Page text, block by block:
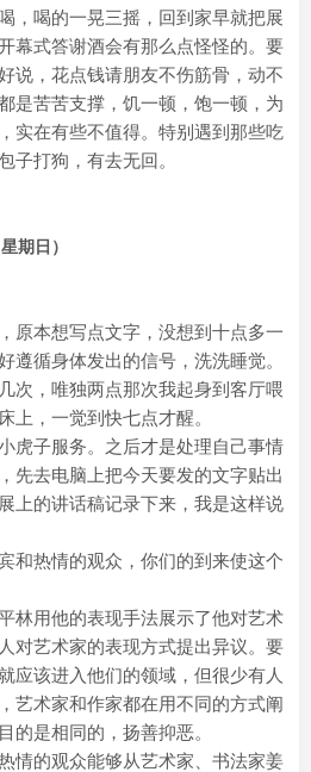
，喝的一晃三摇，回到家早就把展
幕式答谢酒会有那么点怪怪的。要
说，花点钱请朋友不伤筋骨，动不
是苦苦支撑，饥一顿，饱一顿，为
实在有些不值得。特别遇到那些吃
子打狗，有去无回。
期日）
原本想写点文字，没想到十点多一
遵循身体发出的信号，洗洗睡觉。
次，唯独两点那次我起身到客厅喂
上，一觉到快七点才醒。
虎子服务。之后才是处理自己事情
先去电脑上把今天要发的文字贴出
上的讲话稿记录下来，我是这样说
和热情的观众，你们的到来使这个
林用他的表现手法展示了他对艺术
对艺术家的表现方式提出异议。要
应该进入他们的领域，但很少有人
艺术家和作家都在用不同的方式阐
的是相同的，扬善抑恶。
情的观众能够从艺术家、书法家姜